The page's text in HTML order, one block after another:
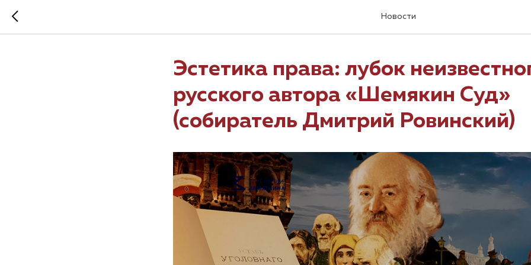
Новости
Эстетика права: лубок
русского автора «Шемякин Суд»
(собиратель Дмитрий Ровинский)